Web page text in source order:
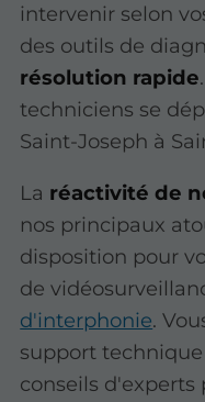
intervenir selon
des outils de
résolution rapide
techniciens se
Saint-Joseph à
La réactivité de
nos principaux
disposition pour
de
d'interphonie.
support
conseils d'experts